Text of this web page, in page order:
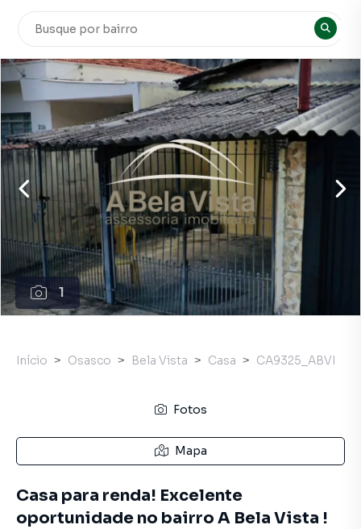
1
Início Osasco Bela Vista Casa CA9325_ABVI
Fotos
Mapa
Casa para renda! Excelente
oportunidade no bairro A Bela Vista !